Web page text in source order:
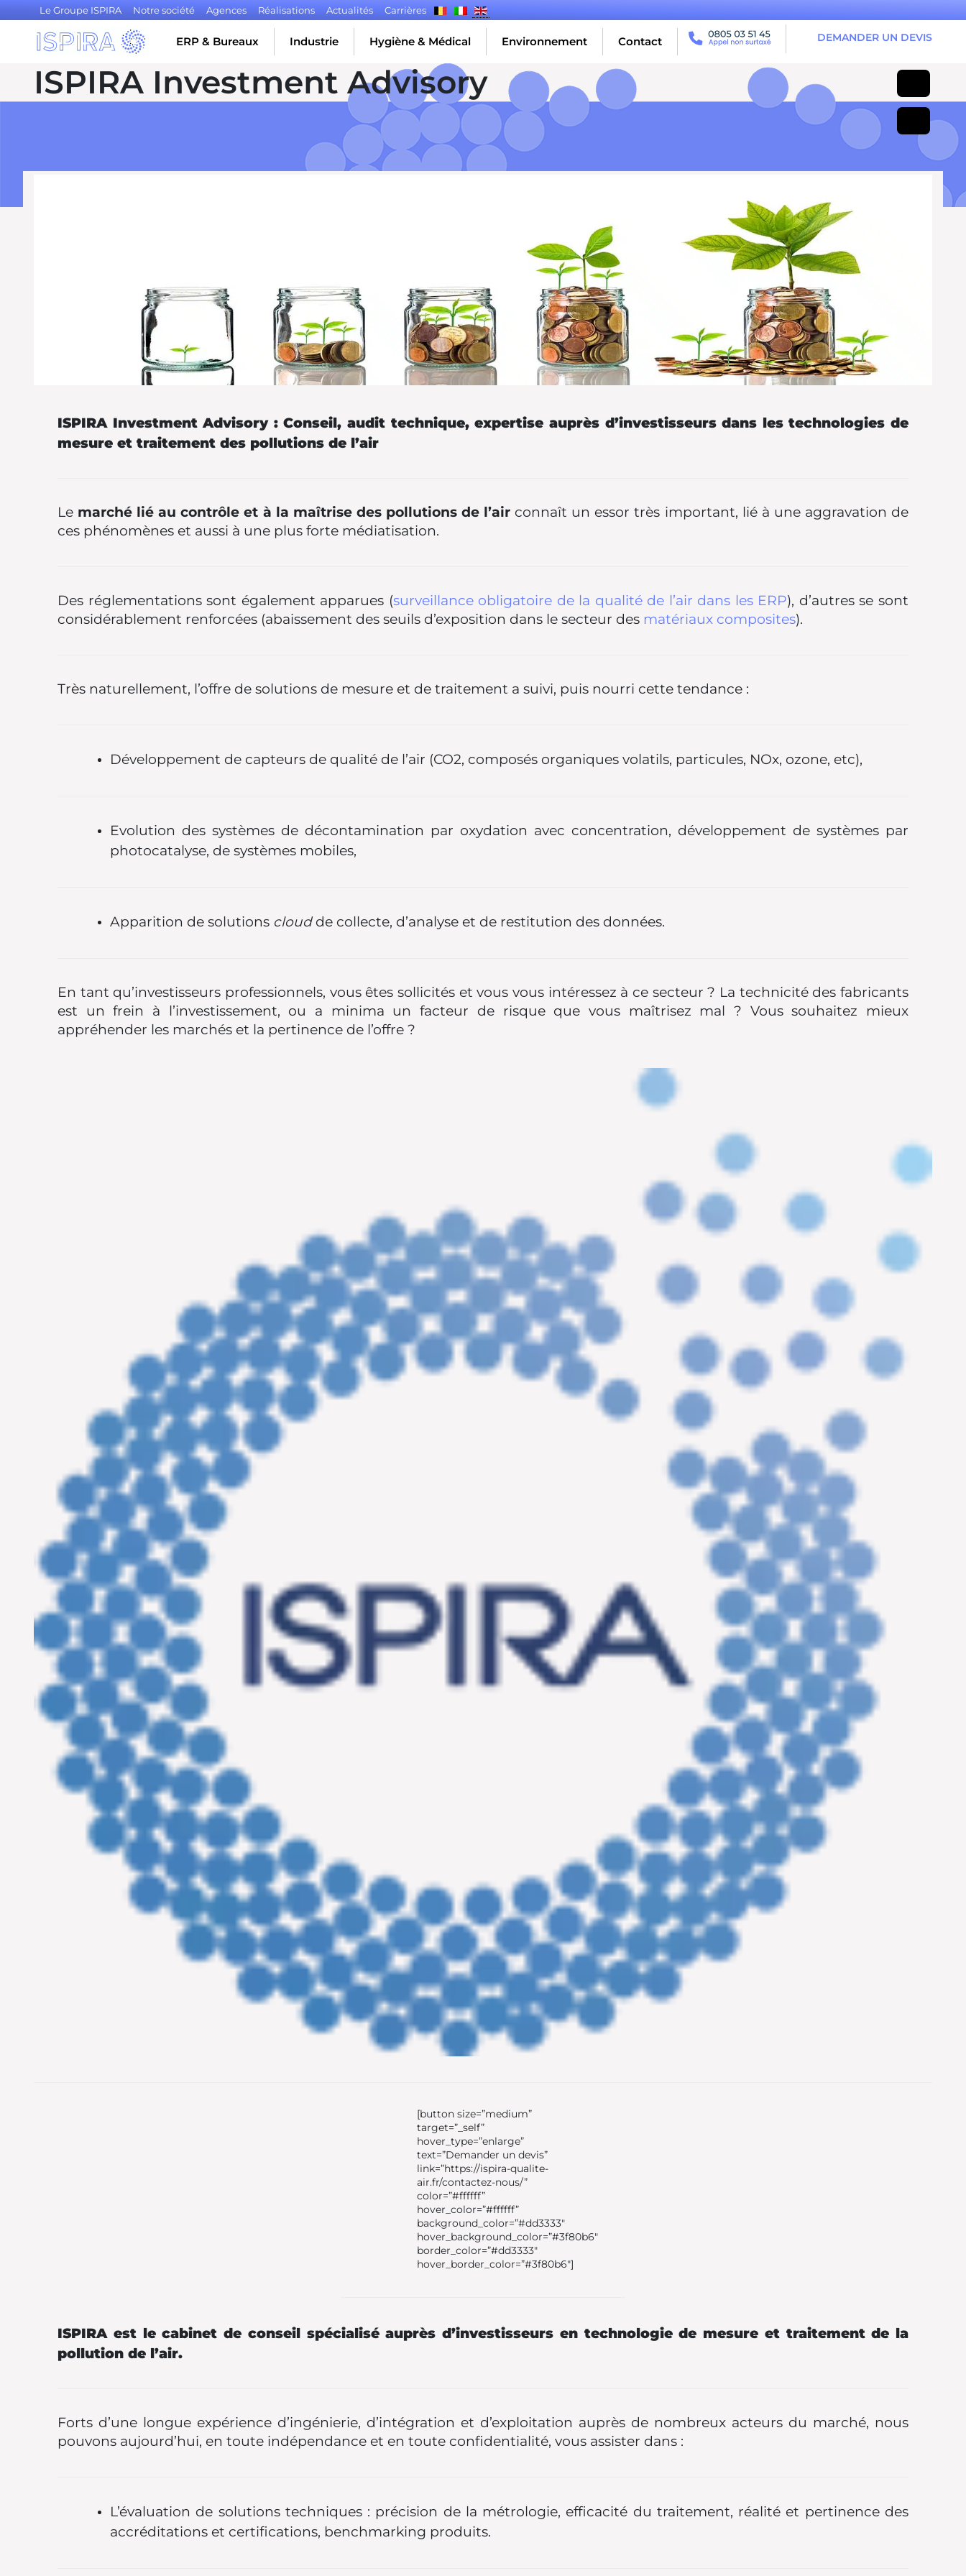
Le Groupe ISPIRA Notre société Agences Réalisations Actualités Carrières
ERP & Bureaux Industrie Hygiène & Médical Environnement Contact DEMANDER UN DEVIS
ISPIRA Investment Advisory
ISPIRA Investment Advisory : Conseil, audit technique, expertise auprès d’investisseurs dans les technologies de
mesure et traitement des pollutions de l’air
Le marché lié au contrôle et à la maîtrise des pollutions de l’air connaît un essor très important, lié à une aggravation de
ces phénomènes et aussi à une plus forte médiatisation.
Des réglementations sont également apparues (surveillance obligatoire de la qualité de l’air dans les ERP), d’autres se sont
considérablement renforcées (abaissement des seuils d’exposition dans le secteur des matériaux composites).
Très naturellement, l’offre de solutions de mesure et de traitement a suivi, puis nourri cette tendance :
Développement de capteurs de qualité de l’air (CO2, composés organiques volatils, particules, NOx, ozone, etc),
Evolution des systèmes de décontamination par oxydation avec concentration, développement de systèmes par
photocatalyse, de systèmes mobiles,
Apparition de solutions cloudde collecte, d’analyse et de restitution des données.
En tant qu’investisseurs professionnels, vous êtes sollicités et vous vous intéressez à ce secteur ? La technicité des fabricants
est un frein à l’investissement, ou a minima un facteur de risque que vous maîtrisez mal ? Vous souhaitez mieux
appréhender les marchés et la pertinence de l’offre ?
[button size=”medium”
target=”_self”
hover_type=”enlarge”
text=”Demander un devis”
link=”https://ispira-qualite-
air.fr/contactez-nous/”
color=”#ffffff”
hover_color=”#ffffff”
background_color=”#dd3333″
hover_background_color=”#3f80b6″
border_color=”#dd3333″
hover_border_color=”#3f80b6″]
ISPIRA est le cabinet de conseil spécialisé auprès d’investisseurs en technologie de mesure et traitement de la
pollution de l’air.
Forts d’une longue expérience d’ingénierie, d’intégration et d’exploitation auprès de nombreux acteurs du marché, nous
pouvons aujourd’hui, en toute indépendance et en toute confidentialité, vous assister dans :
L’évaluation de solutions techniques : précision de la métrologie, efficacité du traitement, réalité et pertinence des
accréditations et certifications, benchmarking produits.